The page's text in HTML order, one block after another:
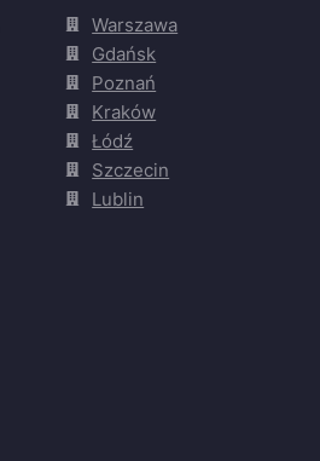
Warszawa
Gdańsk
Poznań
Kraków
Łódź
Szczecin
Lublin